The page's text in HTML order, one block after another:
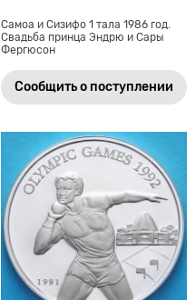
Самоа и Сизифо 1 тала 1986 год.
Свадьба принца Эндрю и Сары
Фергюсон
Сообщить о поступлении